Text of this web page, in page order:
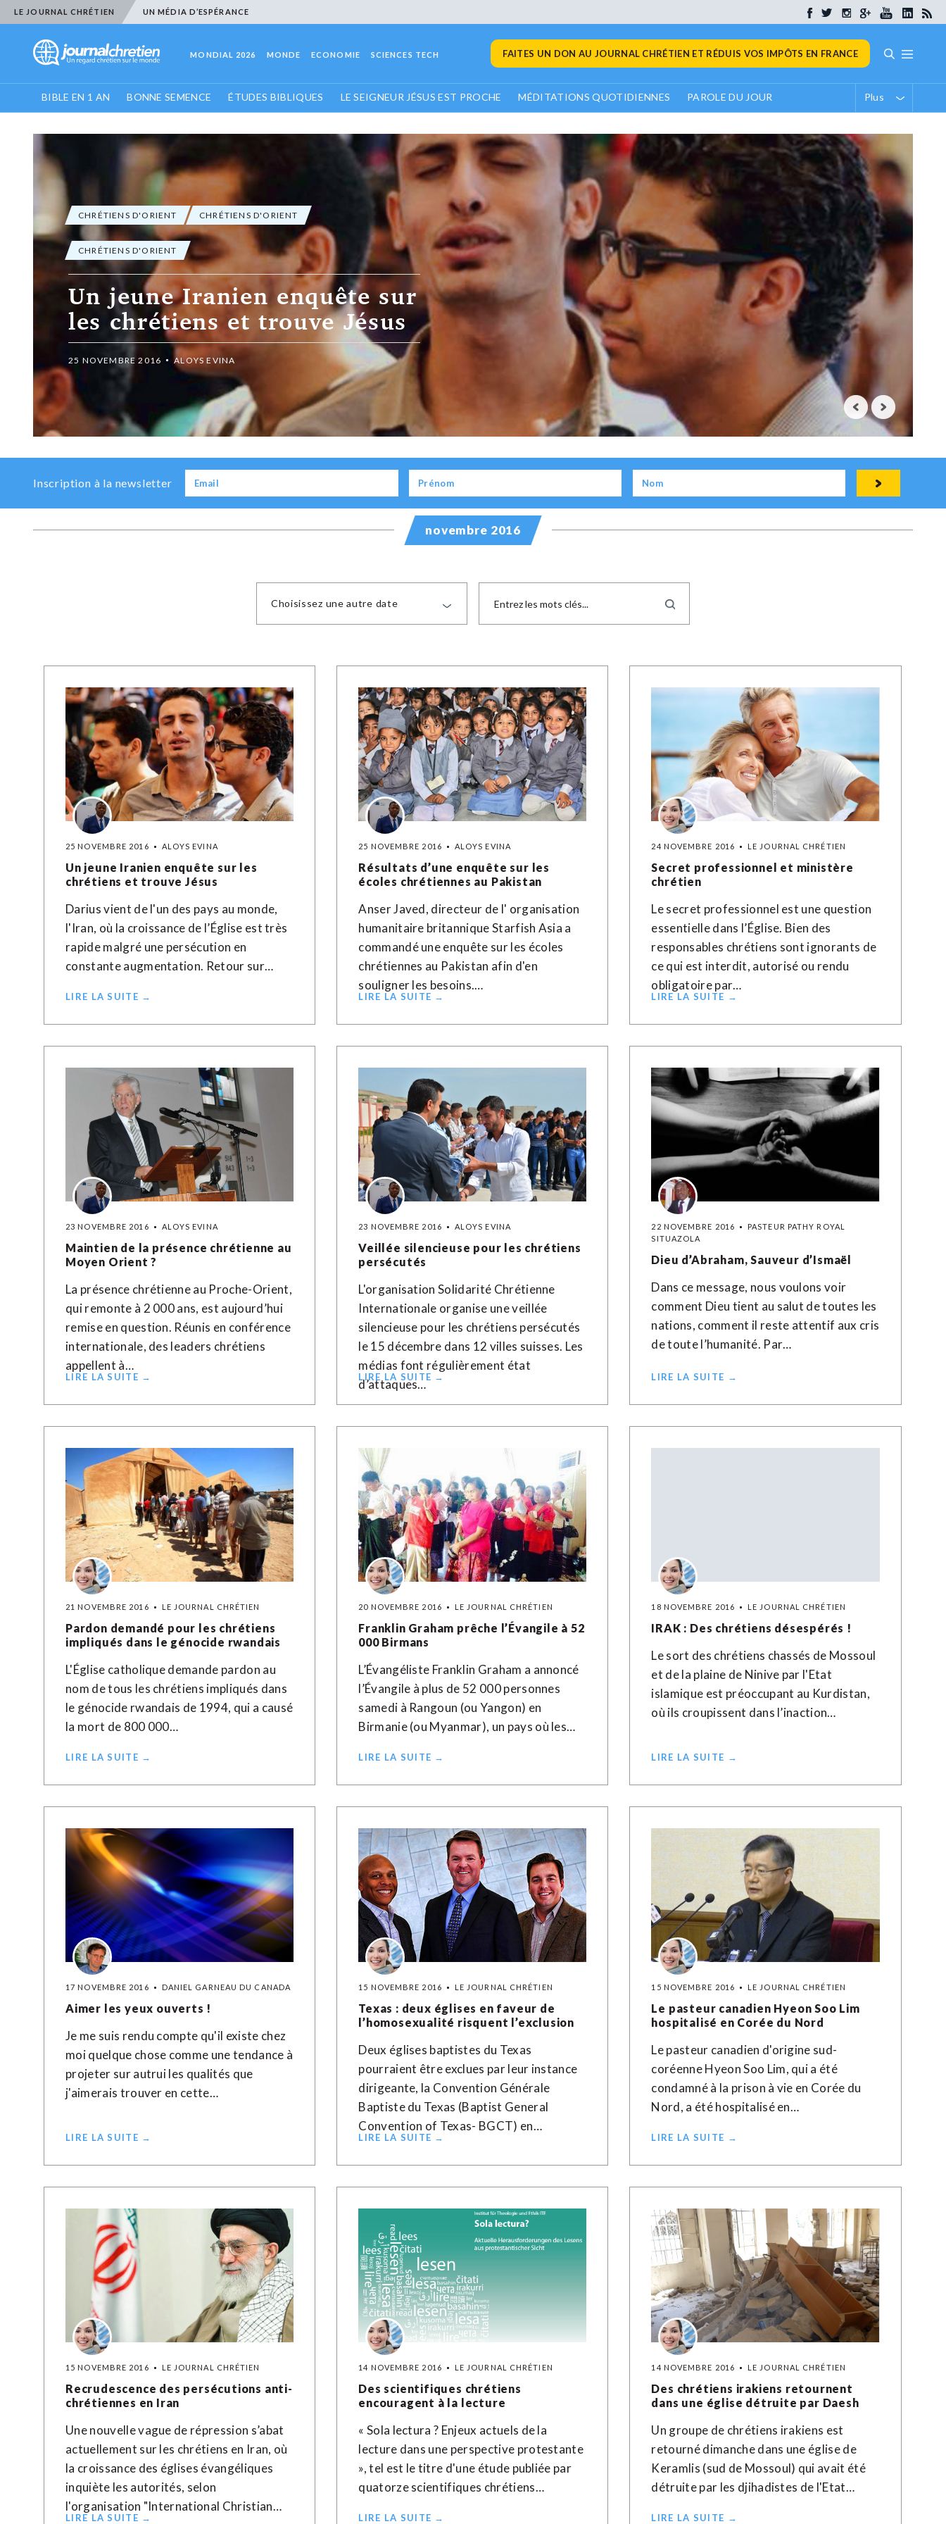
LE JOURNAL CHRÉTIEN UN MÉDIA D’ESPÉRANCE
MONDIAL 2026 MONDE ECONOMIE SCIENCES TECH FAITES UN DON AU JOURNAL CHRÉTIEN ET RÉDUIS VOS IMPÔTS EN FRANCE
BIBLE EN 1 AN BONNE SEMENCE ÉTUDES BIBLIQUES LE SEIGNEUR JÉSUS EST PROCHE MÉDITATIONS QUOTIDIENNES PAROLE DU JOUR Plus
sur
Jésus
CHRÉTIENS D'ORIENT CHRÉTIENS D'ORIENT
CHRÉTIENS D'ORIENT
Résultats d’une enquête
les écoles chrétiennes au
Pakistan
Inscription à la newsletter
novembre 2016
Choisissez une autre date
25 NOVEMBRE 2016 ALOYS EVINA
Un jeune Iranien enquête sur les
chrétiens et trouve Jésus
Darius vient de l'un des pays au monde,
l'Iran, où la croissance de l’Église est très
rapide malgré une persécution en
constante augmentation. Retour sur…
LIRE LA SUITE →
25 NOVEMBRE 2016 ALOYS EVINA
Résultats d’une enquête sur les
écoles chrétiennes au Pakistan
Anser Javed, directeur de l' organisation
humanitaire britannique Starfish Asia a
commandé une enquête sur les écoles
chrétiennes au Pakistan afin d'en
souligner les besoins.…
LIRE LA SUITE →
24 NOVEMBRE 2016 LE JOURNAL CHRÉTIEN
Secret professionnel et ministère
chrétien
Le secret professionnel est une question
essentielle dans l’Église. Bien des
responsables chrétiens sont ignorants de
ce qui est interdit, autorisé ou rendu
obligatoire par…
LIRE LA SUITE →
23 NOVEMBRE 2016 ALOYS EVINA
Maintien de la présence chrétienne au
Moyen Orient ?
La présence chrétienne au Proche-Orient,
qui remonte à 2 000 ans, est aujourd’hui
remise en question. Réunis en conférence
internationale, des leaders chrétiens
appellent à…
LIRE LA SUITE →
23 NOVEMBRE 2016 ALOYS EVINA
Veillée silencieuse pour les chrétiens
persécutés
L'organisation Solidarité Chrétienne
Internationale organise une veillée
silencieuse pour les chrétiens persécutés
le 15 décembre dans 12 villes suisses. Les
médias font régulièrement état
d’attaques…
LIRE LA SUITE →
22 NOVEMBRE 2016
PASTEUR PATHY ROYAL
SITUAZOLA
Dieu d’Abraham, Sauveur d’Ismaël
Dans ce message, nous voulons voir
comment Dieu tient au salut de toutes les
nations, comment il reste attentif aux cris
de toute l’humanité. Par…
LIRE LA SUITE →
21 NOVEMBRE 2016 LE JOURNAL CHRÉTIEN
Pardon demandé pour les chrétiens
impliqués dans le génocide rwandais
L'Église catholique demande pardon au
nom de tous les chrétiens impliqués dans
le génocide rwandais de 1994, qui a causé
la mort de 800 000…
LIRE LA SUITE →
20 NOVEMBRE 2016 LE JOURNAL CHRÉTIEN
Franklin Graham prêche l’Évangile à 52
000 Birmans
L’Évangéliste Franklin Graham a annoncé
l’Évangile à plus de 52 000 personnes
samedi à Rangoun (ou Yangon) en
Birmanie (ou Myanmar), un pays où les…
LIRE LA SUITE →
18 NOVEMBRE 2016 LE JOURNAL CHRÉTIEN
IRAK : Des chrétiens désespérés !
Le sort des chrétiens chassés de Mossoul
et de la plaine de Ninive par l'Etat
islamique est préoccupant au Kurdistan,
où ils croupissent dans l’inaction…
LIRE LA SUITE →
17 NOVEMBRE 2016 DANIEL GARNEAU DU CANADA
Aimer les yeux ouverts !
Je me suis rendu compte qu'il existe chez
moi quelque chose comme une tendance à
projeter sur autrui les qualités que
j'aimerais trouver en cette…
LIRE LA SUITE →
15 NOVEMBRE 2016 LE JOURNAL CHRÉTIEN
Texas : deux églises en faveur de
l’homosexualité risquent l’exclusion
Deux églises baptistes du Texas
pourraient être exclues par leur instance
dirigeante, la Convention Générale
Baptiste du Texas (Baptist General
Convention of Texas- BGCT) en…
LIRE LA SUITE →
15 NOVEMBRE 2016 LE JOURNAL CHRÉTIEN
Le pasteur canadien Hyeon Soo Lim
hospitalisé en Corée du Nord
Le pasteur canadien d'origine sud-
coréenne Hyeon Soo Lim, qui a été
condamné à la prison à vie en Corée du
Nord, a été hospitalisé en…
LIRE LA SUITE →
15 NOVEMBRE 2016 LE JOURNAL CHRÉTIEN
Recrudescence des persécutions anti-
chrétiennes en Iran
Une nouvelle vague de répression s’abat
actuellement sur les chrétiens en Iran, où
la croissance des églises évangéliques
inquiète les autorités, selon
l'organisation "International Christian…
LIRE LA SUITE →
14 NOVEMBRE 2016 LE JOURNAL CHRÉTIEN
Des scientifiques chrétiens
encouragent à la lecture
« Sola lectura ? Enjeux actuels de la
lecture dans une perspective protestante
», tel est le titre d'une étude publiée par
quatorze scientifiques chrétiens…
LIRE LA SUITE →
14 NOVEMBRE 2016 LE JOURNAL CHRÉTIEN
Des chrétiens irakiens retournent
dans une église détruite par Daesh
Un groupe de chrétiens irakiens est
retourné dimanche dans une église de
Keramlis (sud de Mossoul) qui avait été
détruite par les djihadistes de l'Etat…
LIRE LA SUITE →